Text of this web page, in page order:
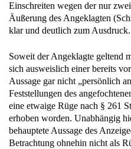
Einschreiten wegen der nur
Äußerung des Angeklagten
klar und deutlich zum Ausdruck.
Soweit der Angeklagte geltend
sich ausweislich einer bereits
Aussage gar nicht „persönlich
Feststellungen des
eine etwaige Rüge nach § 261
erhoben worden. Unabhängig
behauptete Aussage des
Betrachtung ohnehin nicht als